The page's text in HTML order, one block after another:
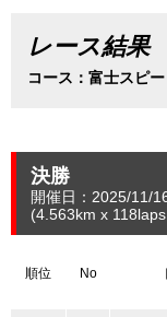
レース結果
コース：富士スピ
決勝
開催日：2025/11/
(4.563km x
順位 No